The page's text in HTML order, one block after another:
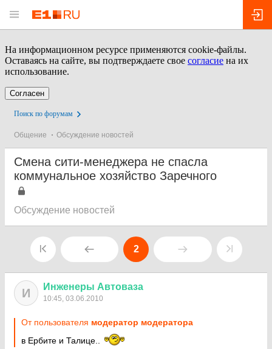
На информационном ресурсе применяются cookie-файлы.
Оставаясь на сайте, вы подтверждаете свое согласие на их
использование.
Согласен
Поиск по форумам
Общение Обсуждение новостей
Смена сити-менеджера не спасла
коммунальное хозяйство Заречного
Обсуждение новостей
2
И Инженеры Автоваза
10:45, 03.06.2010
От пользователя модератор модератора
в Ербите и Талице..